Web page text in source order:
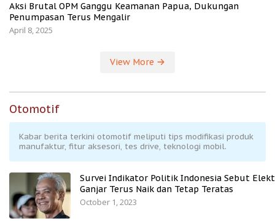
Aksi Brutal OPM Ganggu Keamanan Papua, Dukungan
Penumpasan Terus Mengalir
April 8, 2025
View More
Otomotif
Kabar berita terkini otomotif meliputi tips modifikasi produk
manufaktur, fitur aksesori, tes drive, teknologi mobil.
Survei Indikator Politik Indonesia Sebut
Ganjar Terus Naik dan Tetap Teratas
October 1, 2023